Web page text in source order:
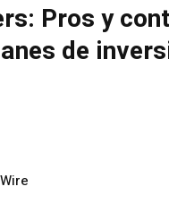
Pros y
de